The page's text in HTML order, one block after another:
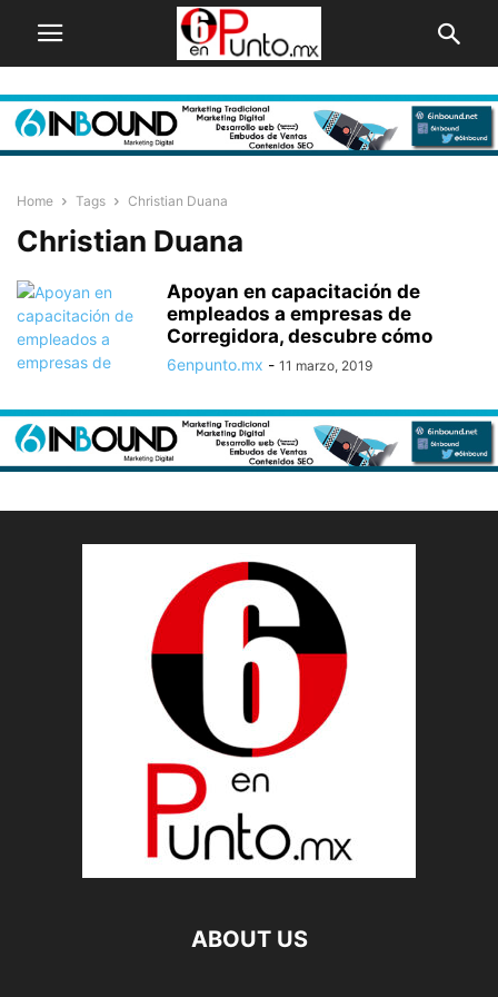
Home Tags Christian Duana
Christian Duana
Apoyan en capacitación de
empleados a empresas de
Corregidora, descubre cómo
6enpunto.mx - 11 marzo, 2019
ABOUT US